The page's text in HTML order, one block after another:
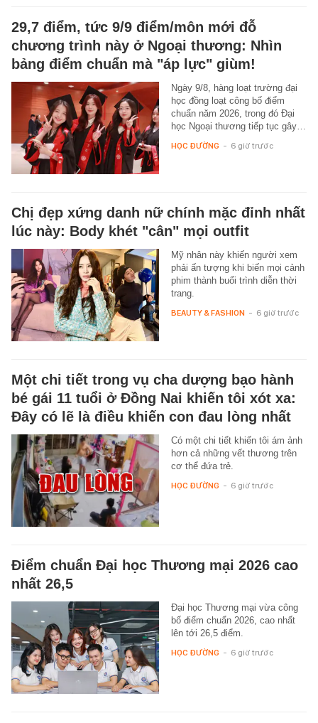
29,7 điểm, tức 9/9 điểm/môn mới đỗ
chương trình này ở Ngoại thương: Nhìn
bảng điểm chuẩn mà "áp lực" giùm!
Ngày 9/8, hàng loạt trường đại
học đồng loạt công bố điểm
chuẩn năm 2026, trong đó Đại
học Ngoại thương tiếp tục gây…
HỌC ĐƯỜNG - 6 giờ trước
Chị đẹp xứng danh nữ chính mặc đỉnh nhất
lúc này: Body khét "cân" mọi outfit
Mỹ nhân này khiến người xem
phải ấn tượng khi biến mọi cảnh
phim thành buổi trình diễn thời
trang.
BEAUTY & FASHION - 6 giờ trước
Một chi tiết trong vụ cha dượng bạo hành
bé gái 11 tuổi ở Đồng Nai khiến tôi xót xa:
Đây có lẽ là điều khiến con đau lòng nhất
Có một chi tiết khiến tôi ám ảnh
hơn cả những vết thương trên
cơ thể đứa trẻ.
HỌC ĐƯỜNG - 6 giờ trước
Điểm chuẩn Đại học Thương mại 2026 cao
nhất 26,5
Đại học Thương mại vừa công
bố điểm chuẩn 2026, cao nhất
lên tới 26,5 điểm.
HỌC ĐƯỜNG - 6 giờ trước